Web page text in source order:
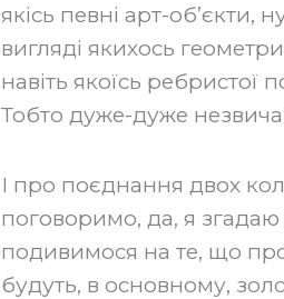
якісь певні арт-об’єкти,
вигляді якихось
навіть якоїсь ребристої
Тобто дуже-дуже
‍І про поєднання двох
поговоримо, да, я
подивимося на те, що
будуть, в основному,